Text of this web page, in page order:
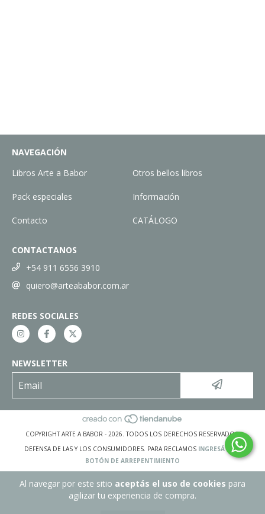
Al navegar por este sitio aceptás el uso de cookies para
agilizar tu experiencia de compra.
NAVEGACIÓN
Libros Arte a Babor
Otros bellos libros
Pack especiales Información
Contacto CATÁLOGO
CONTACTANOS
+54 911 6556 3910
quiero@arteababor.com.ar
REDES SOCIALES
NEWSLETTER
COPYRIGHT ARTE A BABOR - 2026. TODOS LOS DERECHOS RESERVADOS.
DEFENSA DE LAS Y LOS CONSUMIDORES. PARA RECLAMOS INGRESÁ ACÁ.
BOTÓN DE ARREPENTIMIENTO